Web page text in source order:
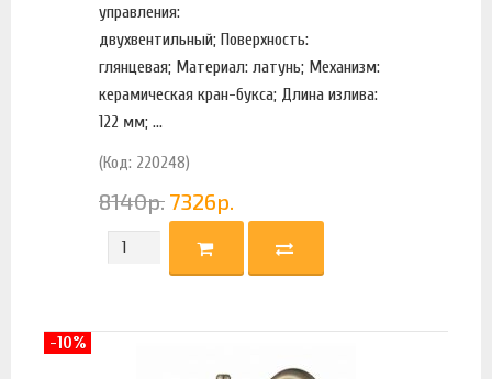
управления:
двухвентильный; Поверхность:
глянцевая; Материал: латунь; Механизм:
керамическая кран-букса; Длина излива:
122 мм; ...
(Код: 220248)
8140р. 7326р.
-10%